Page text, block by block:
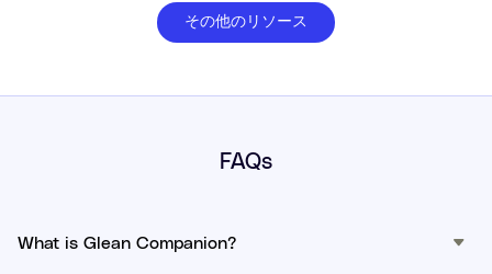
その他のリソース
FAQs
What is Glean Companion?